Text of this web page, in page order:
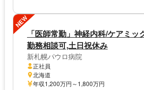
NEW
「医師常勤」神経内科/ケアミッ
勤務相談可,土日祝休み
新札幌パウロ病院
正社員
北海道
年収1,200万円～1,800万円